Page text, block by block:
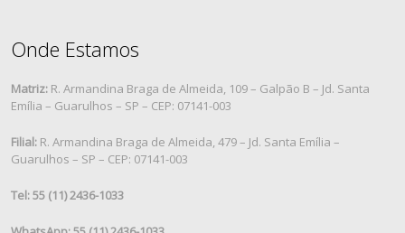
Onde Estamos
Matriz: R. Armandina Braga de Almeida, 109 – Galpão B – Jd. Santa
Emília – Guarulhos – SP – CEP: 07141-003
Filial: R. Armandina Braga de Almeida, 479 – Jd. Santa Emília –
Guarulhos – SP – CEP: 07141-003
Tel: 55 (11) 2436-1033